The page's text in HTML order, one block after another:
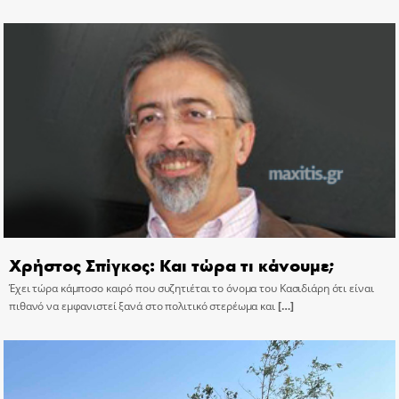
Χρήστος Σπίγκος: Και τώρα τι κάνουμε;
Έχει τώρα κάμποσο καιρό που συζητιέται το όνομα του Κασιδιάρη ότι είναι
πιθανό να εμφανιστεί ξανά στο πολιτικό στερέωμα και[…]